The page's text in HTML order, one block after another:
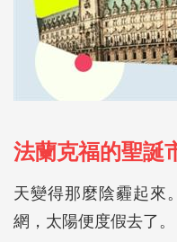
法蘭克福的聖誕
天變得那麼陰霾起來
網，太陽便度假去了。